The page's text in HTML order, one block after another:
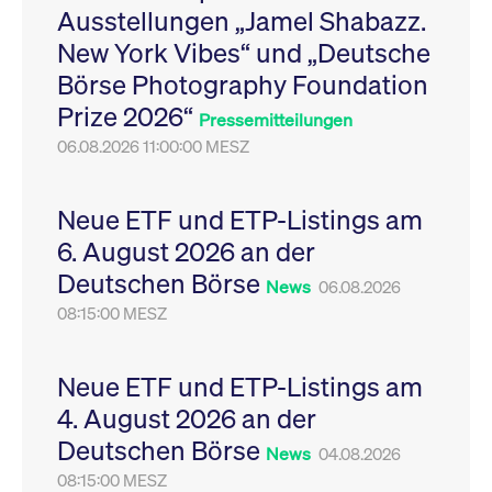
Ausstellungen „Jamel Shabazz.
New York Vibes“ und „Deutsche
Börse Photography Foundation
Prize 2026“ Pressemitteilungen
06.08.2026 11:00:00 MESZ
Neue ETF und ETP-Listings am
6. August 2026 an der
Deutschen Börse News 06.08.2026
08:15:00 MESZ
Neue ETF und ETP-Listings am
4. August 2026 an der
Deutschen Börse News 04.08.2026
08:15:00 MESZ
Leistung der Website
zu messen. Es handelt
sich um ein Muster-
Cookie, bei dem auf
das Präfix _pk_ses
eine kurze Reihe von
VISITOR_PRIVACY_METADATA
YouTube
.youtube.com
6
Monate
Dieses Cookie dient
Speicherung der
Einwilligungs- und
des Nutzers für ihre
Interaktion mit der
Sitzungen geehrt